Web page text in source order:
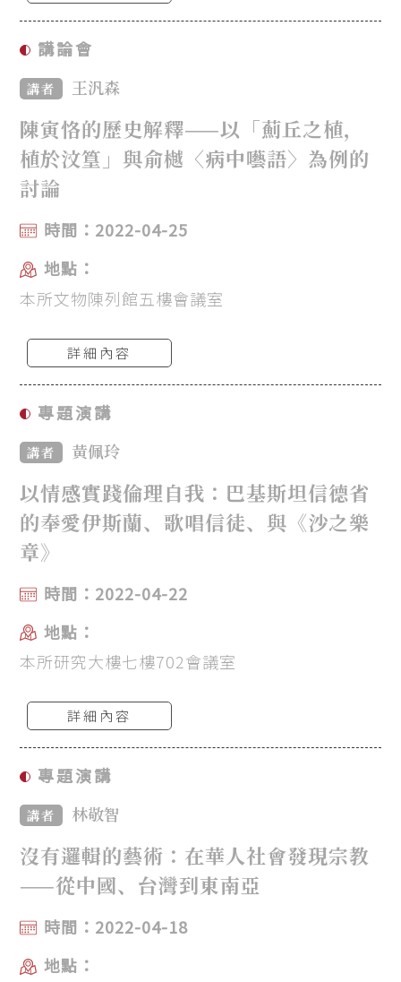
講論會
講者 王汎森
陳寅恪的歷史解釋——以「薊丘之植，
植於汶篁」與俞樾〈病中囈語〉為例的
討論
時間：2022-04-25
地點：
本所文物陳列館五樓會議室
詳細內容
專題演講
講者 黃佩玲
以情感實踐倫理自我：巴基斯坦信德省
的奉愛伊斯蘭、歌唱信徒、與《沙之樂
章》
時間：2022-04-22
地點：
本所研究大樓七樓702會議室
詳細內容
專題演講
講者 林敬智
沒有邏輯的藝術：在華人社會發現宗教
——從中國、台灣到東南亞
時間：2022-04-18
地點：